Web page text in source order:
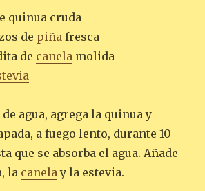
quinua cruda
de piña fresca
de canela molida
agua, agrega la quinua y
a fuego lento, durante 10
que se absorba el agua. Añade
la canelay la estevia.